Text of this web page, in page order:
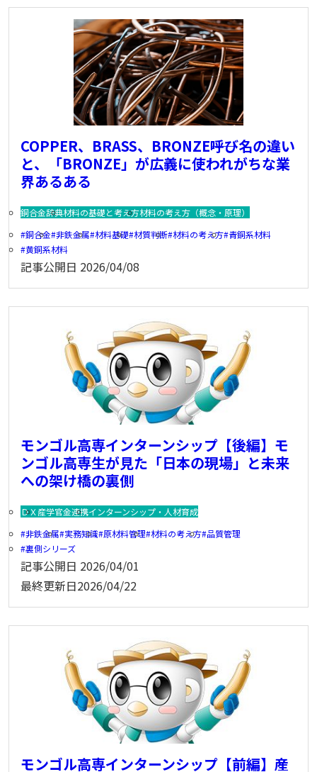
COPPER、BRASS、BRONZE――呼び名の違い
と、「BRONZE」が広義に使われがちな業
界あるある
銅合金辞典材料の基礎と考え方材料の考え方（概念・原理）
銅合金 非鉄金属 材料基礎 材質判断 材料の考え方 青銅系材料
黄銅系材料
記事公開日 2026/04/08
モンゴル高専インターンシップ【後編】モ
ンゴル高専生が見た「日本の現場」と未来
への架け橋の裏側
ＤＸ産学官金連携インターンシップ・人材育成
非鉄金属 実務知識 原材料管理 材料の考え方 品質管理
裏側シリーズ
記事公開日 2026/04/01
最終更新日2026/04/22
モンゴル高専インターンシップ【前編】産